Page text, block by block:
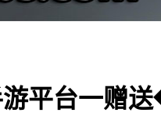
游平台一赠